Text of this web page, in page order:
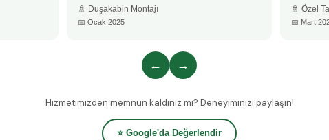
🚿 Duşakabin Montajı
📅 Ocak 2025
🚿 Özel
📅 Mart
← →
Hizmetimizden memnun kaldınız mı? Deneyiminizi paylaşın!
⭐ Google'da Değerlendir